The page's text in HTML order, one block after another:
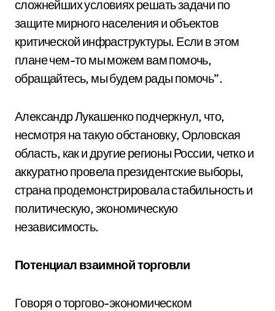
сложнейших условиях решать задачи по
защите мирного населения и объектов
критической инфраструктуры. Если в этом
плане чем-то мы можем вам помочь,
обращайтесь, мы будем рады помочь”.
Александр Лукашенко подчеркнул, что,
несмотря на такую обстановку, Орловская
область, как и другие регионы России, четко и
аккуратно провела президентские выборы,
страна продемонстрировала стабильность и
политическую, экономическую
независимость.
Потенциал взаимной торговли
Говоря о торгово-экономическом